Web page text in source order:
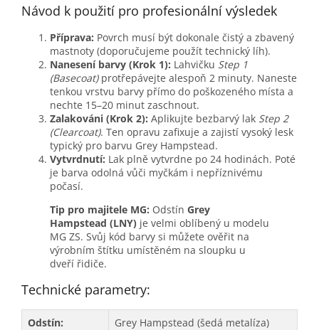
Návod k použití pro profesionální výsledek
Příprava: Povrch musí být dokonale čistý a zbavený
mastnoty (doporučujeme použít technický líh).
Nanesení barvy (Krok 1): Lahvičku Step 1
(Basecoat)protřepávejte alespoň 2 minuty. Naneste
tenkou vrstvu barvy přímo do poškozeného místa a
nechte 15–20 minut zaschnout.
Zalakováni (Krok 2): Aplikujte bezbarvý lak Step 2
(Clearcoat). Ten opravu zafixuje a zajistí vysoký lesk
typický pro barvu Grey Hampstead.
Vytvrdnutí: Lak plně vytvrdne po 24 hodinách. Poté
je barva odolná vůči myčkám i nepříznivému
počasí.
Tip pro majitele MG: Odstín Grey
Hampstead (LNY) je velmi oblíbený u modelu
MG ZS. Svůj kód barvy si můžete ověřit na
výrobním štítku umístěném na sloupku u
dveří řidiče.
Technické parametry:
Odstín:
Grey Hampstead (šedá metalíza)